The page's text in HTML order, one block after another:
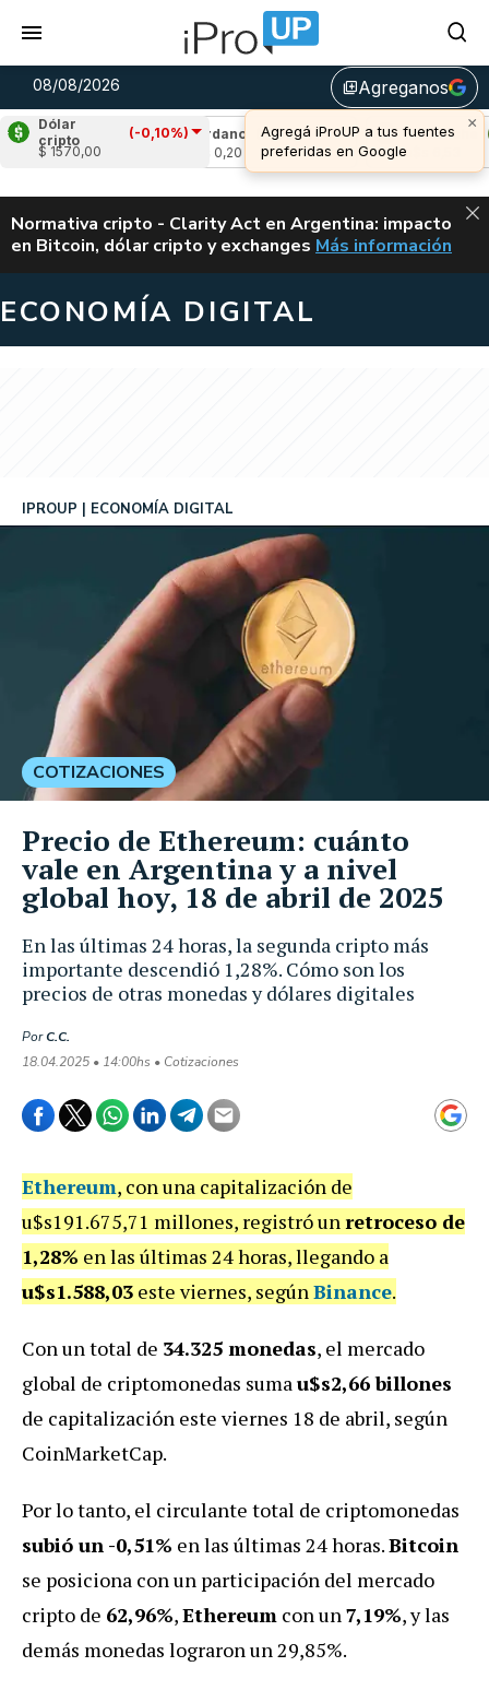
08/08/2026 library_addAgreganos
×
Agregá iProUP a tus fuentes
preferidas en Google
Dólar
cripto
(-0,10%)
$ 1570,00
Cardano (0,00%)
Avalanche
u$s 6,53
ALERTA
Normativa cripto - Clarity Act en Argentina: impacto
en Bitcoin, dólar cripto y exchanges CLARITY ACT EN
Más información
ECONOMÍA DIGITAL
En las últimas 24 horas, la segunda cripto más
importante descendió 1,28%. Cómo son los
precios de otras monedas y dólares digitales
IPROUP ECONOMÍA DIGITAL
PorC.C.
18.04.2025 • 14:00hs • Cotizaciones
COTIZACIONES
Precio de Ethereum: cuánto
vale en Argentina y a nivel
global hoy, 18 de abril de 2025
Ethereum, con una capitalización de
u$s191.675,71 millones, registró unretroceso de
1,28% en las últimas 24 horas, llegando a
u$s1.588,03 este viernes, segúnBinance.
Con un total de 34.325 monedas, el mercado
global de criptomonedas sumau$s2,66 billones
de capitalización este viernes 18 de abril, según
CoinMarketCap.
Por lo tanto, el circulante total de criptomonedas
subió un -0,51% en las últimas 24 horas.Bitcoin
se posiciona con un participación del mercado
cripto de 62,96%,Ethereum con un7,19%, y las
demás monedas lograron un 29,85%.